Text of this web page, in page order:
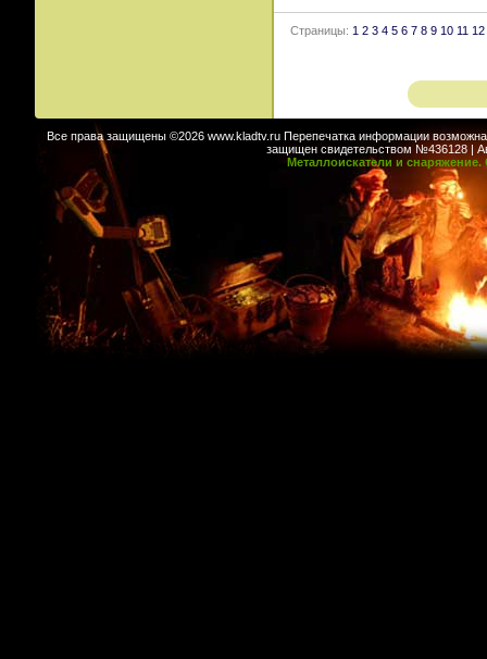
Страницы: 1 2 3 4 5 6 7 8 9 10 11 12
Все права защищены ©2026 www.kladtv.ru Перепечатка информации возможна
защищен свидетельством №436128 |
Металлоискатели и